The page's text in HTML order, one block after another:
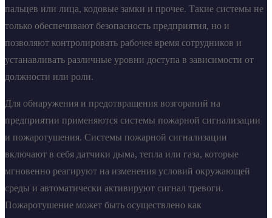
пальцев или лица, кодовые замки и прочее. Такие системы не
только обеспечивают безопасность предприятия, но и
позволяют контролировать рабочее время сотрудников и
устанавливать различные уровни доступа в зависимости от
должности или роли.
Для обнаружения и предотвращения возгораний на
предприятии применяются системы пожарной сигнализации
и пожаротушения. Системы пожарной сигнализации
включают в себя датчики дыма, тепла или газа, которые
мгновенно реагируют на изменения условий окружающей
среды и автоматически активируют сигнал тревоги.
Пожаротушение может быть осуществлено как